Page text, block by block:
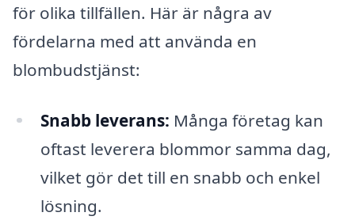
för olika tillfällen. Här är några av
fördelarna med att använda en
blombudstjänst:
Snabb leverans: Många företag kan
oftast leverera blommor samma dag,
vilket gör det till en snabb och enkel
lösning.